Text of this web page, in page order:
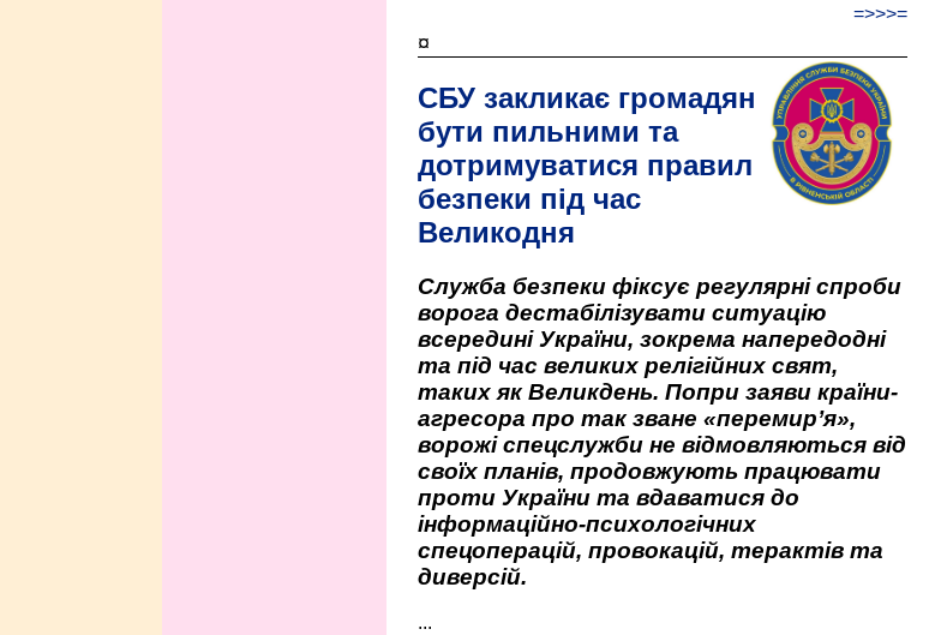
=>>>=
¤
СБУ закликає громадян
бути пильними та
дотримуватися правил
безпеки під час
Великодня
Служба безпеки фіксує регулярні спроби
ворога дестабілізувати ситуацію
всередині України, зокрема напередодні
та під час великих релігійних свят,
таких як Великдень. Попри заяви країни-
агресора про так зване «перемир’я»,
ворожі спецслужби не відмовляються від
своїх планів, продовжують працювати
проти України та вдаватися до
інформаційно-психологічних
спецоперацій, провокацій, терактів та
диверсій.
...